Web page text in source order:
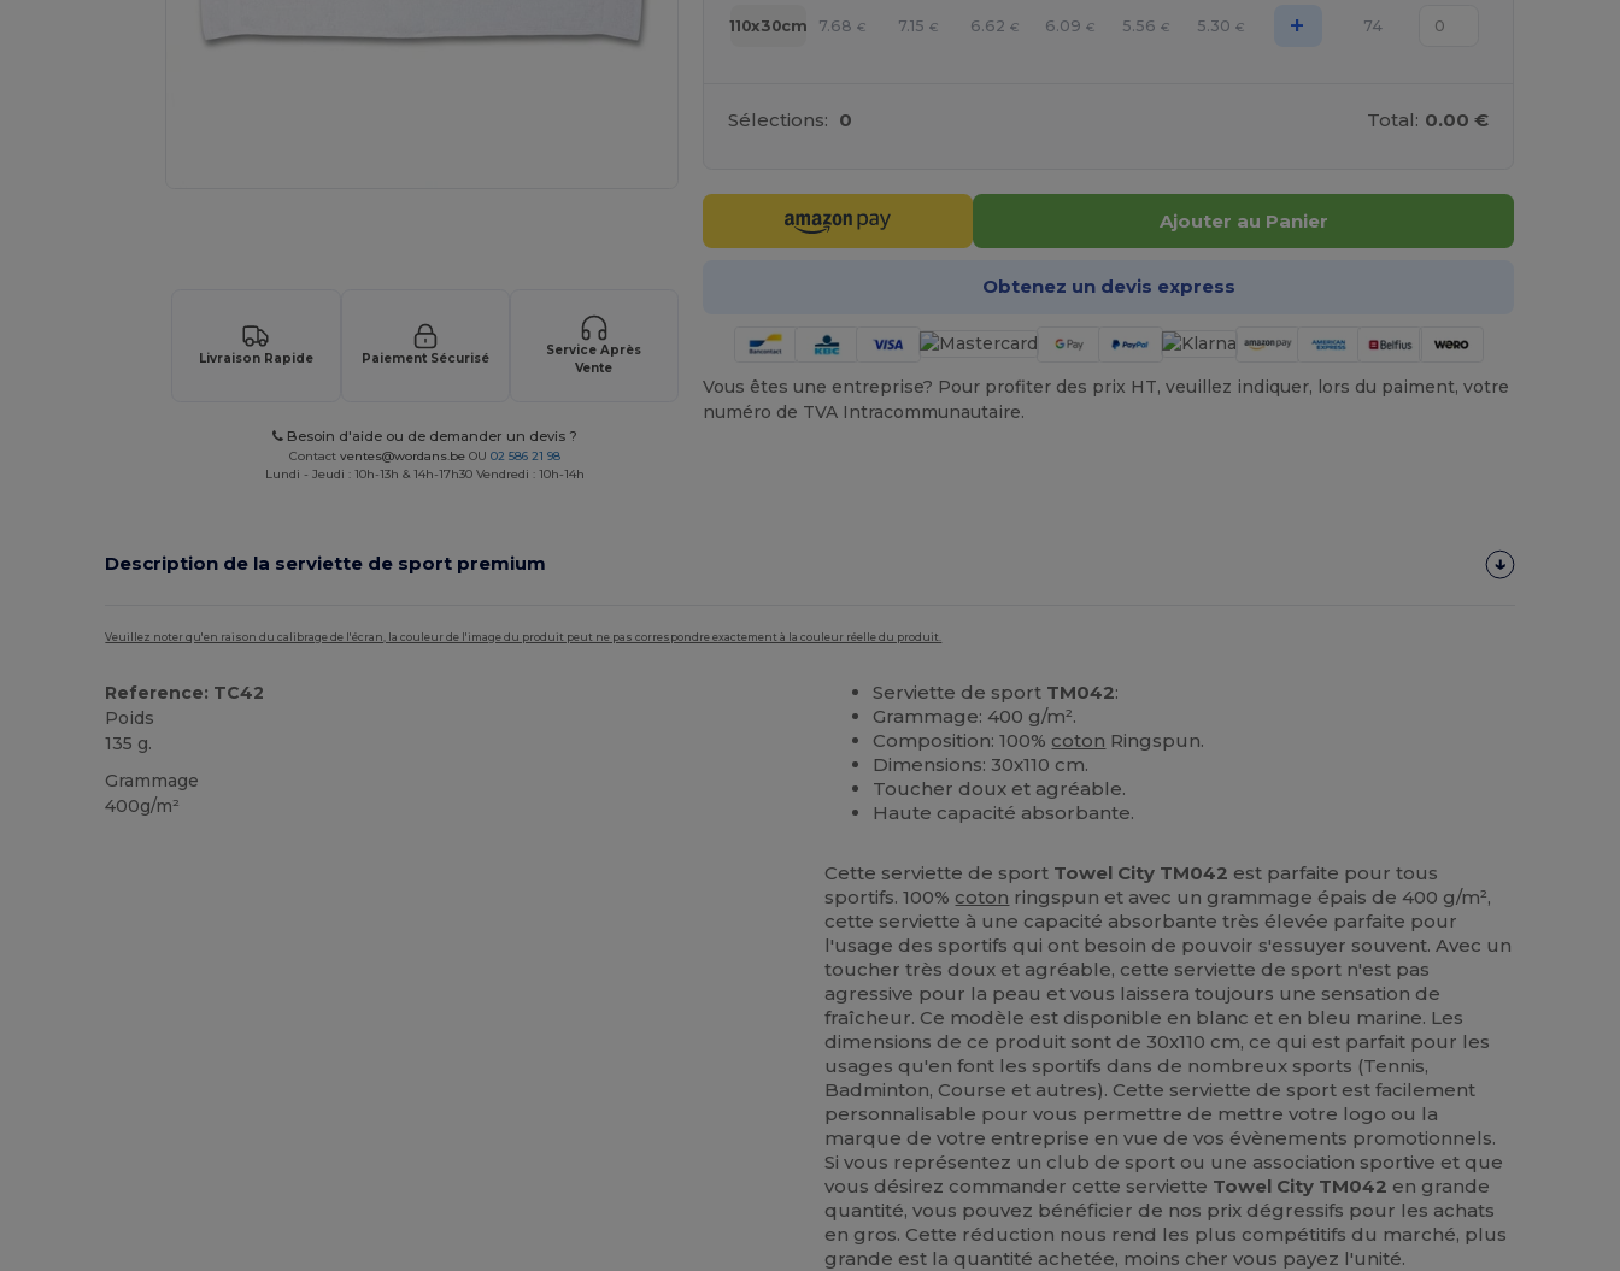
Livraison Rapide Paiement Sécurisé
Service Après
Vente
Besoin d'aide ou de demander un devis ?
Contactventes@wordans.be OU02 586 21 98
Lundi - Jeudi : 10h-13h & 14h-17h30 Vendredi : 10h-14h
110x30cm 7.68 € 7.15 € 6.62 € 6.09 € 5.56 € 5.30 € + 74
Sélections: 0 Total: 0.00 €
Ajouter au Panier
Obtenez un devis express
Vous êtes une entreprise? Pour profiter des prix HT, veuillez indiquer, lors du paiment, votre
numéro de TVA Intracommunautaire.
Description de la serviette de sport premium
Veuillez noter qu'en raison du calibrage de l'écran, la couleur de l'image du produit peut ne pas correspondre exactement à la couleur réelle du produit.
Reference: TC42
Poids
135 g.
Grammage
400g/m²
Serviette de sport TM042:
Grammage: 400 g/m².
Composition: 100% coton Ringspun.
Dimensions: 30x110 cm.
Toucher doux et agréable.
Haute capacité absorbante.
Cette serviette de sport Towel City TM042 est parfaite pour tous
sportifs. 100% coton ringspun et avec un grammage épais de 400 g/m²,
cette serviette à une capacité absorbante très élevée parfaite pour
l'usage des sportifs qui ont besoin de pouvoir s'essuyer souvent. Avec un
toucher très doux et agréable, cette serviette de sport n'est pas
agressive pour la peau et vous laissera toujours une sensation de
fraîcheur. Ce modèle est disponible en blanc et en bleu marine. Les
dimensions de ce produit sont de 30x110 cm, ce qui est parfait pour les
usages qu'en font les sportifs dans de nombreux sports (Tennis,
Badminton, Course et autres). Cette serviette de sport est facilement
personnalisable pour vous permettre de mettre votre logo ou la
marque de votre entreprise en vue de vos évènements promotionnels.
Si vous représentez un club de sport ou une association sportive et que
vous désirez commander cette serviette Towel City TM042 en grande
quantité, vous pouvez bénéficier de nos prix dégressifs pour les achats
en gros. Cette réduction nous rend les plus compétitifs du marché, plus
grande est la quantité achetée, moins cher vous payez l'unité.